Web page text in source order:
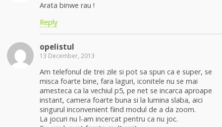
Arata binwe rau !
Reply
opelistul
13 December, 2013
Am telefonul de trei zile si pot sa spun ca e super, se
misca foarte bine, fara laguri, iconitele nu se mai
amesteca ca la vechiul p5, pe net se incarca aproape
instant, camera foarte buna si la lumina slaba, aici
singurul inconvenient fiind modul de a da zoom.
La jocuri nu l-am incercat pentru ca nu joc.